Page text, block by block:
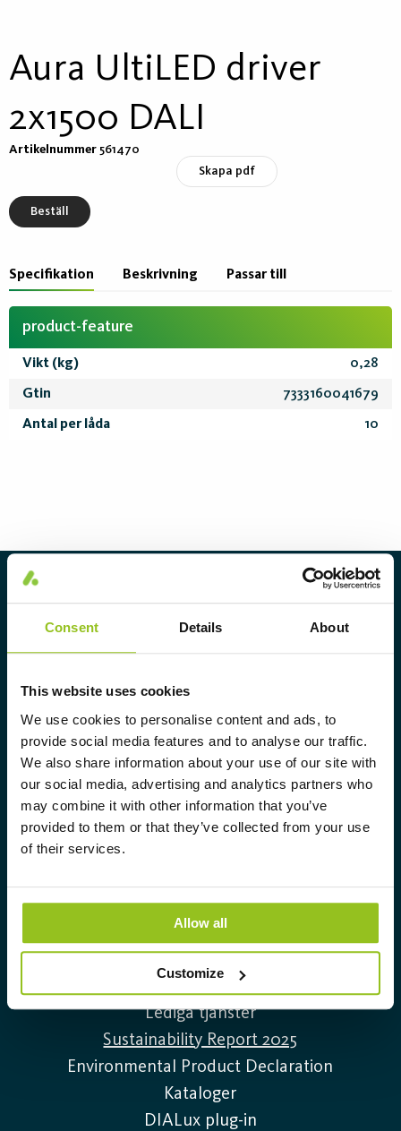
Consent Details About
This website uses cookies
We use cookies to personalise content and ads, to
provide social media features and to analyse our traffic.
We also share information about your use of our site with
our social media, advertising and analytics partners who
may combine it with other information that you’ve
provided to them or that they’ve collected from your use
of their services.
Allow all
Customize
Aura UltiLED driver
2x1500 DALI
Artikelnummer 561470
Skapa pdf
Beställ
Specifikation Beskrivning Passar till
product-feature
Vikt (kg) 0,28
Gtin 7333160041679
Antal per låda 10
Aura Light grundades 1930 under
varumärket LUMA. Härifrån har vi
erbjuder marknaden ett komplett
sortiment av skräddarsydda,
högteknologiska och hållbara
belysningslösningar.
Info@auralight.com
020-32 30 30
Information
Kontakta oss
Lediga tjänster
Sustainability Report 2025
Environmental Product Declaration
Kataloger
DIALux plug-in